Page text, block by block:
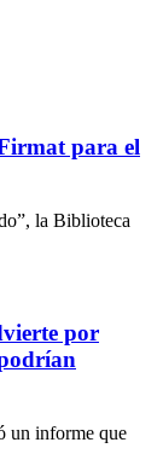
para el
la Biblioteca
por
un informe que